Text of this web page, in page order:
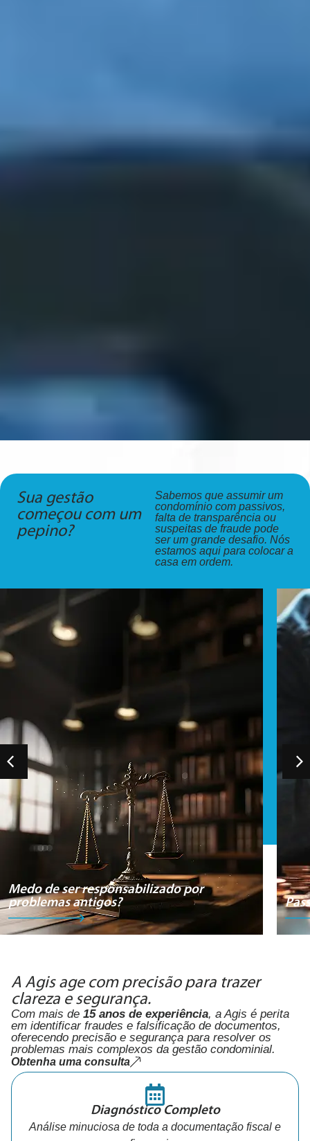
Sua gestão
começou com um
pepino?
Sabemos que assumir um
condomínio com passivos,
falta de transparência ou
suspeitas de fraude pode
ser um grande desafio. Nós
estamos aqui para colocar a
casa em ordem.
Medo de ser responsabilizado por
problemas antigos?
Diagnóstico Completo
Análise minuciosa de toda a documentação fiscal e
A Agis age com precisão para trazer
clareza e segurança.
Com mais de 15 anos de experiência, a Agis é perita
em identificar fraudes e falsificação de documentos,
oferecendo precisão e segurança para resolver os
problemas mais complexos da gestão condominial.
Obtenha uma consulta